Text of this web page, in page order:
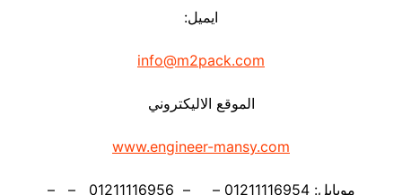
ايميل:
info@m2pack.com
الموقع الاليكتروني
www.engineer-mansy.com
موبايل: 01211116954 – – 01211116956 – –